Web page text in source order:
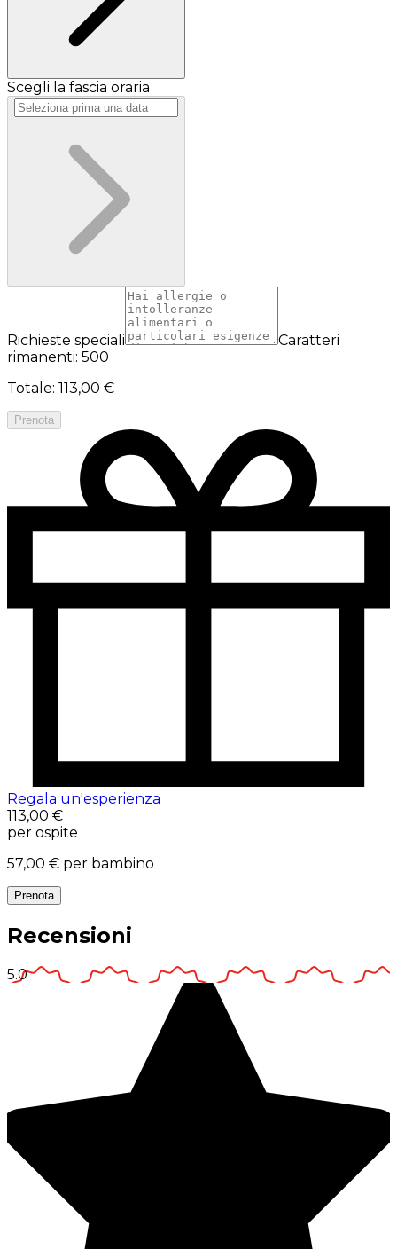
Scegli la fascia oraria
Richieste speciali
Caratteri
rimanenti: 500
Totale: 113,00 €
Prenota
Regala un'esperienza
113,00 €
per ospite
57,00 € per bambino
Prenota
Recensioni
5.0